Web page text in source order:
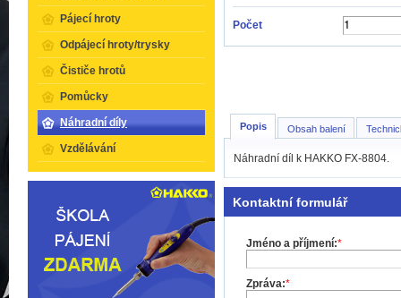
Počet
Popis Obsah balení
Náhradní díl k HAKKO FX-8804.
Kontaktní formulář
Jméno a příjmení:*
Zpráva:*
Pájecí hroty
Odpájecí hroty/trysky
Čističe hrotů
Pomůcky
Náhradní díly
Vzdělávání